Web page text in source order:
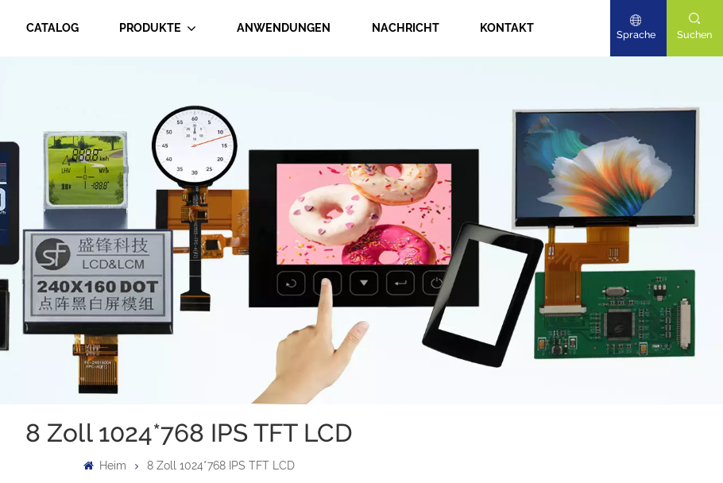
CATALOG PRODUKTE ANWENDUNGEN NACHRICHT KONTAKT Suchen
Sprache
English
Deutsch
日本語
8 Zoll 1024*768 IPS TFT LCD
Heim 8 Zoll 1024*768 IPS TFT LCD